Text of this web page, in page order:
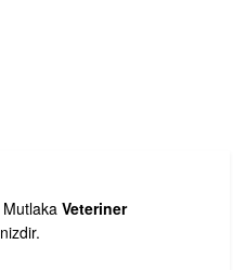
Mutlaka Veteriner